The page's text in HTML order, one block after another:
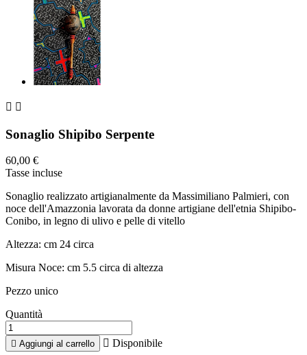
 
Sonaglio Shipibo Serpente
60,00 €
Tasse incluse
Sonaglio realizzato artigianalmente da Massimiliano Palmieri, con
noce dell'Amazzonia lavorata da donne artigiane dell'etnia Shipibo-
Conibo, in legno di ulivo e pelle di vitello
Altezza: cm 24 circa
Misura Noce: cm 5.5 circa di altezza
Pezzo unico
Quantità
 Aggiungi al carrello  Disponibile